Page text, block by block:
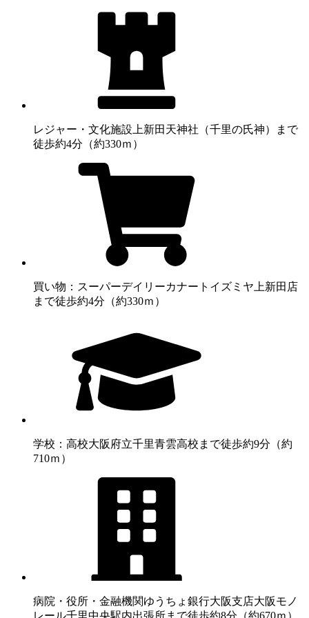
レジャー・文化施設 上新田天神社（千里の氏神）まで
徒歩約4分（約330ｍ）
買い物：スーパーデイリーカナートイズミヤ上新田店
まで徒歩約4分（約330ｍ）
学校：高校大阪府立千里青雲高校まで徒歩約9分（約
710ｍ）
病院・役所・金融機関ゆうちょ銀行大阪支店大阪モノ
レール千里中央駅内出張所まで徒歩約8分（約670ｍ）